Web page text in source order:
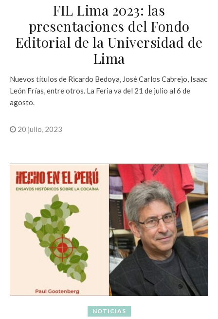
FIL Lima 2023: las
presentaciones del Fondo
Editorial de la Universidad de
Lima
Nuevos títulos de Ricardo Bedoya, José Carlos Cabrejo, Isaac
León Frías, entre otros. La Feria va del 21 de julio al 6 de
agosto.
20 julio, 2023
NOTICIAS